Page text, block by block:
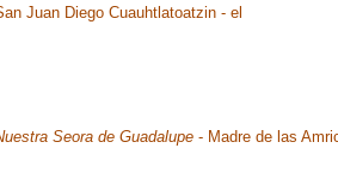
Juan Diego Cuauhtlatoatzin - el
Seora de Guadalupe - Madre de las